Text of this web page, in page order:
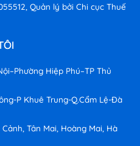
Quản lý bởi Chi cục Thuế
Hiệp Phú–TP Thủ
P Khuê Trung-Q.Cẩm Lệ-Đà
Tân Mai, Hoàng Mai, Hà